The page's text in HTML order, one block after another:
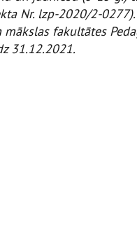
Nr. lzp-2020/2-
fakultātes
31.12.2021.